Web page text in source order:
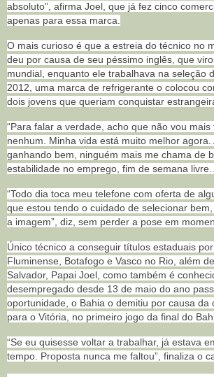
absoluto”, afirma Joel, que já fez cinco
apenas para essa marca.
O mais curioso é que a estreia do técnico no
deu por causa de seu péssimo inglês, que
mundial, enquanto ele trabalhava na seleção
2012, uma marca de refrigerante o colocou
dois jovens que queriam conquistar
“Para falar a verdade, acho que não vou mais
nenhum. Minha vida está muito melhor
ganhando bem, ninguém mais me chama de
estabilidade no emprego, fim de semana
“Todo dia toca meu telefone com oferta de
que estou tendo o cuidado de selecionar
a imagem”, diz, sem perder a pose em
Único técnico a conseguir títulos estaduais
Fluminense, Botafogo e Vasco no Rio, além
Salvador, Papai Joel, como também é
desempregado desde 13 de maio do ano
oportunidade, o Bahia o demitiu por causa da
para o Vitória, no primeiro jogo da final do
“Se eu quisesse voltar a trabalhar, já estava
tempo. Proposta nunca me faltou”, finaliza o